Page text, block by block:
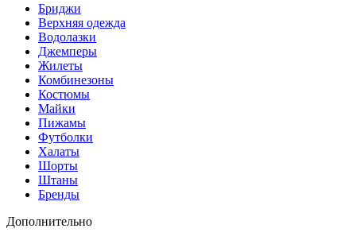
Бриджи
Верхняя одежда
Водолазки
Джемперы
Жилеты
Комбинезоны
Костюмы
Майки
Пижамы
Футболки
Халаты
Шорты
Штаны
Бренды
Дополнительно